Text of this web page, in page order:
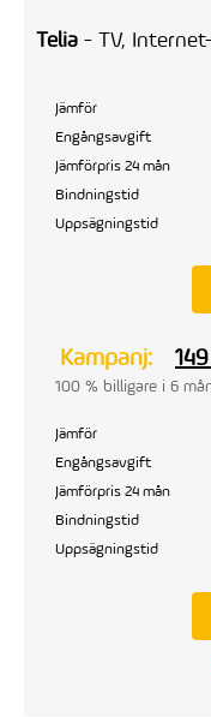
Telia - TV,
Jämför
Engångsavgift
Jämförpris 24 mån
Bindningstid
Uppsägningstid
Kampanj:
100 % billigare i 6
Jämför
Engångsavgift
Jämförpris 24 mån
Bindningstid
Uppsägningstid